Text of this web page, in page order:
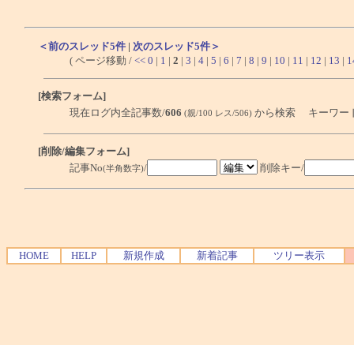
＜前のスレッド5件 | 次のスレッド5件＞
( ページ移動 / << 0 | 1 | 2 | 3 | 4 | 5 | 6 | 7 | 8 | 9 | 10 | 11 | 12 | 13 |
[検索フォーム]
現在ログ内全記事数/606 (親/100 レス/506) から検索 キーワー
[削除/編集フォーム]
記事No(半角数字)/ 削除キー/
HOME HELP 新規作成 新着記事 ツリー表示